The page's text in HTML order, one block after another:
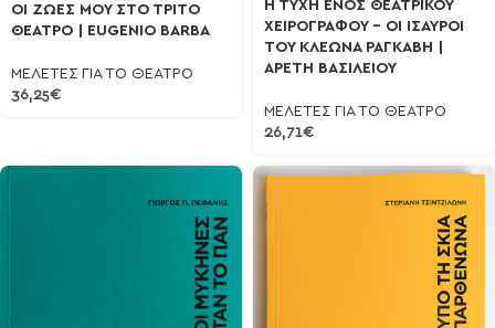
ΟΙ ΖΩΕΣ ΜΟΥ ΣΤΟ ΤΡΙΤΟ
ΘΕΑΤΡΟ | EUGENIO BARBA
ΜΕΛΕΤΕΣ ΓΙΑ ΤΟ ΘΕΑΤΡΟ
36,25€
Η ΤΥΧΗ ΕΝΟΣ ΘΕΑΤΡΙΚΟΥ
ΧΕΙΡΟΓΡΑΦΟΥ – ΟΙ ΙΣΑΥΡΟΙ
ΤΟΥ ΚΛΕΩΝΑ ΡΑΓΚΑΒΗ |
ΑΡΕΤΗ ΒΑΣΙΛΕΙΟΥ
ΜΕΛΕΤΕΣ ΓΙΑ ΤΟ ΘΕΑΤΡΟ
26,71€